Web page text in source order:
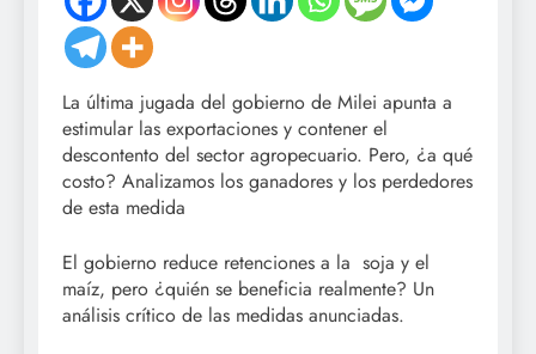
La última jugada del gobierno de Milei apunta a
estimular las exportaciones y contener el
descontento del sector agropecuario. Pero, ¿a qué
costo? Analizamos los ganadores y los perdedores
de esta medida
El gobierno reduce retenciones a la soja y el
maíz, pero ¿quién se beneficia realmente? Un
análisis crítico de las medidas anunciadas.